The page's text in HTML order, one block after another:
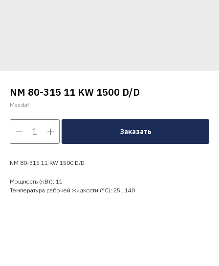
NM 80-315 11 KW 1500 D/D
Masdaf
Заказать
NM 80-315 11 KW 1500 D/D
Мощность (кВт): 11
Температура рабочей жидкости (°C): 25…140